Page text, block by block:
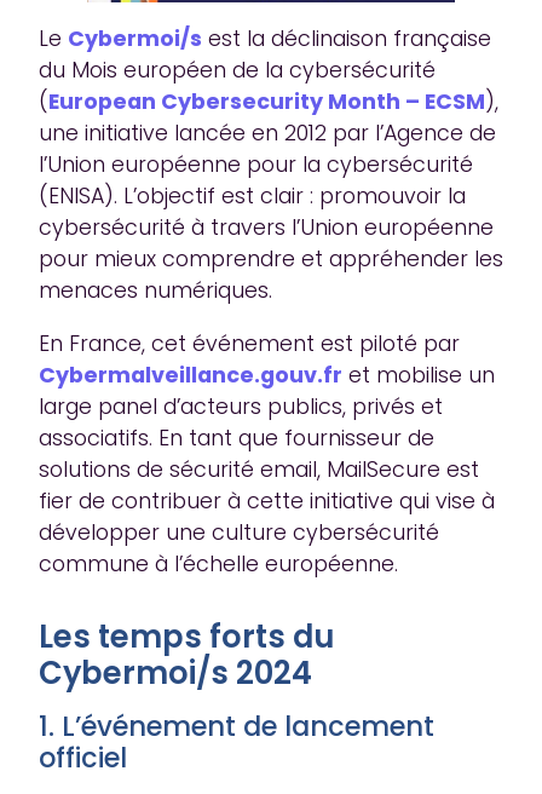
Le Cybermoi/s est la déclinaison française
du Mois européen de la cybersécurité
(European Cybersecurity Month – ECSM),
une initiative lancée en 2012 par l’Agence de
l’Union européenne pour la cybersécurité
(ENISA). L’objectif est clair : promouvoir la
cybersécurité à travers l’Union européenne
pour mieux comprendre et appréhender les
menaces numériques.
En France, cet événement est piloté par
Cybermalveillance.gouv.fr et mobilise un
large panel d’acteurs publics, privés et
associatifs. En tant que fournisseur de
solutions de sécurité email, MailSecure est
fier de contribuer à cette initiative qui vise à
développer une culture cybersécurité
commune à l’échelle européenne.
Les temps forts du
Cybermoi/s 2024
1. L’événement de lancement
officiel